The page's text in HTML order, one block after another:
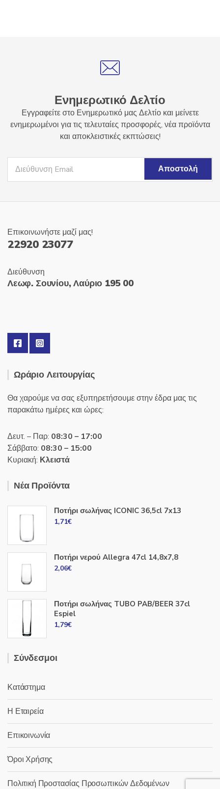
Ενημερωτικό Δελτίο
Εγγραφείτε στο Ενημερωτικό μας Δελτίο και μείνετε
ενημερωμένοι για τις τελευταίες προσφορές, νέα προϊόντα
και αποκλειστικές εκπτώσεις!
Επικοινωνήστε μαζί μας!
22920 23077
Διεύθυνση
Λεωφ. Σουνίου, Λαύριο 195 00
Ωράριο Λειτουργίας
Θα χαρούμε να σας εξυπηρετήσουμε στην έδρα μας τις
παρακάτω ημέρες και ώρες:
Δευτ. – Παρ: 08:30 – 17:00
Σάββατο: 08:30 – 15:00
Κυριακή: Κλειστά
Νέα Προϊόντα
Ποτήρι σωλήνας ICONIC 36,5cl 7x13
1,71€
Ποτήρι νερού Allegra 47cl 14,8x7,8
2,06€
Ποτήρι σωλήνας TUBO PAB/BEER 37cl
Espiel
1,79€
Σύνδεσμοι
Κατάστημα
Η Εταιρεία
Επικοινωνία
Όροι Χρήσης
Πολιτική Προστασίας Προσωπικών Δεδομένων